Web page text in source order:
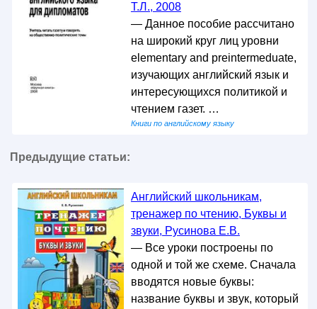
Т.Л., 2008
— Данное пособие рассчитано
на широкий круг лиц уровни
elementary and preintermeduate,
изучающих английский язык и
интересующихся политикой и
чтением газет. …
Книги по английскому языку
Предыдущие статьи:
Английский школьникам,
тренажер по чтению, Буквы и
звуки, Русинова Е.В.
— Все уроки построены по
одной и той же схеме. Сначала
вводятся новые буквы:
название буквы и звук, который